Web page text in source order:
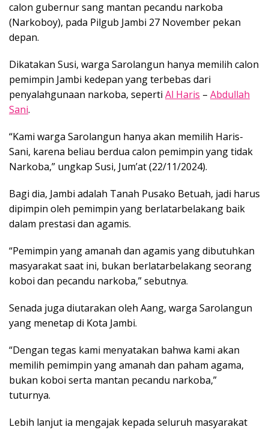
calon gubernur sang mantan pecandu narkoba
(Narkoboy), pada Pilgub Jambi 27 November pekan
depan.
Dikatakan Susi, warga Sarolangun hanya memilih calon
pemimpin Jambi kedepan yang terbebas dari
penyalahgunaan narkoba, seperti Al Haris – Abdullah
Sani.
“Kami warga Sarolangun hanya akan memilih Haris-
Sani, karena beliau berdua calon pemimpin yang tidak
Narkoba,” ungkap Susi, Jum’at (22/11/2024).
Bagi dia, Jambi adalah Tanah Pusako Betuah, jadi harus
dipimpin oleh pemimpin yang berlatarbelakang baik
dalam prestasi dan agamis.
“Pemimpin yang amanah dan agamis yang dibutuhkan
masyarakat saat ini, bukan berlatarbelakang seorang
koboi dan pecandu narkoba,” sebutnya.
Senada juga diutarakan oleh Aang, warga Sarolangun
yang menetap di Kota Jambi.
“Dengan tegas kami menyatakan bahwa kami akan
memilih pemimpin yang amanah dan paham agama,
bukan koboi serta mantan pecandu narkoba,”
tuturnya.
Lebih lanjut ia mengajak kepada seluruh masyarakat